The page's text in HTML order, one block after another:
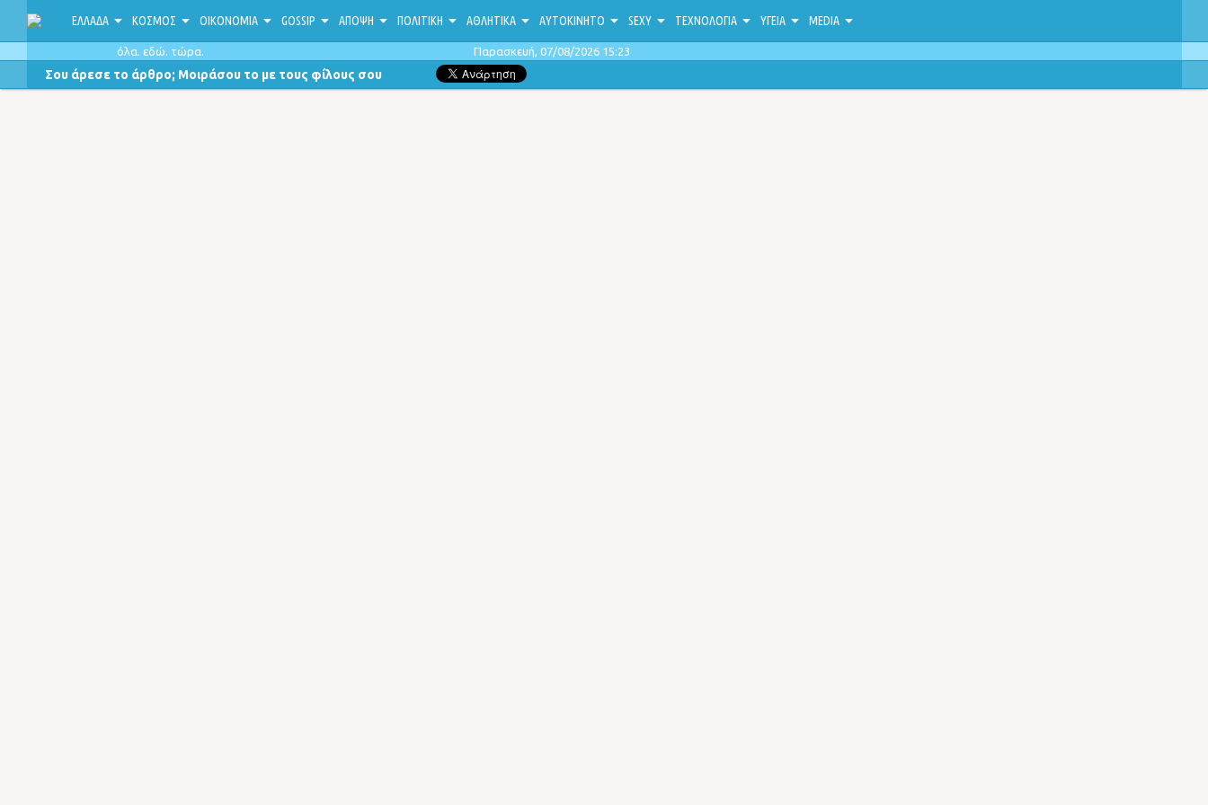
ΕΛΛΑΔΑ ΚΟΣΜΟΣ ΟΙΚΟΝΟΜΙΑ GOSSIP ΑΠΟΨΗ ΠΟΛΙΤΙΚΗ ΑΘΛΗΤΙΚΑ ΑΥΤΟΚΙΝΗΤΟ SEXY ΤΕΧΝΟΛΟΓΙΑ ΥΓΕΙΑ MEDIA
όλα. εδώ. τώρα. Παρασκευή, 07/08/2026 15:23
Σου άρεσε το άρθρο; Μοιράσου το με τους φίλους σου